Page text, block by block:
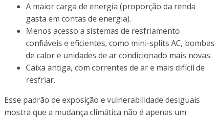
A maior carga de energia (proporção da renda
gasta em contas de energia).
Menos acesso a sistemas de resfriamento
confiáveis e eficientes, como mini-splits AC, bombas
de calor e unidades de ar condicionado mais novas.
Caixa antiga, com correntes de ar e mais difícil de
resfriar.
Esse padrão de exposição e vulnerabilidade desiguais
mostra que a mudança climática não é apenas um